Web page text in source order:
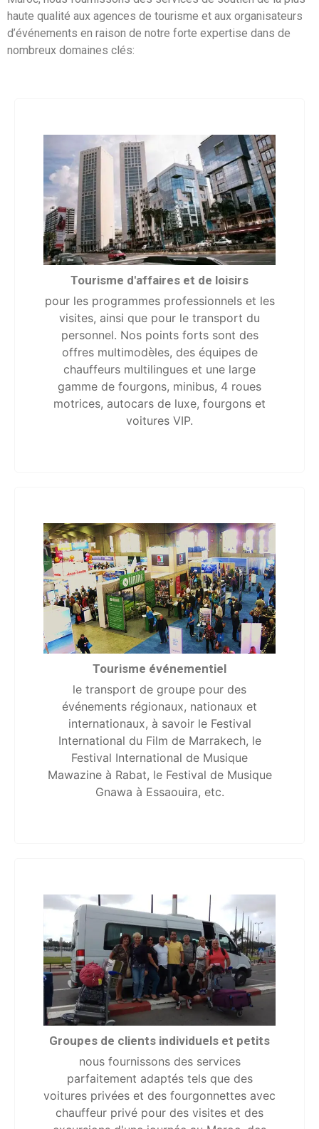
haute qualité aux agences de tourisme et aux organisateurs
d’événements en raison de notre forte expertise dans de
nombreux domaines clés:
Tourisme d'affaires et de loisirs
pour les programmes professionnels et les
visites, ainsi que pour le transport du
personnel. Nos points forts sont des
offres multimodèles, des équipes de
chauffeurs multilingues et une large
gamme de fourgons, minibus, 4 roues
motrices, autocars de luxe, fourgons et
voitures VIP.
Tourisme événementiel
le transport de groupe pour des
événements régionaux, nationaux et
internationaux, à savoir le Festival
International du Film de Marrakech, le
Festival International de Musique
Mawazine à Rabat, le Festival de Musique
Gnawa à Essaouira, etc.
Groupes de clients individuels et petits
nous fournissons des services
parfaitement adaptés tels que des
voitures privées et des fourgonnettes avec
chauffeur privé pour des visites et des